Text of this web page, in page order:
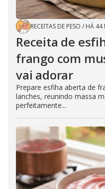
RECEITAS DE PESO / HÁ 44
Receita de
frango com
vai adorar
Prepare esfiha aberta de
lanches, reunindo massa
perfeitamente...